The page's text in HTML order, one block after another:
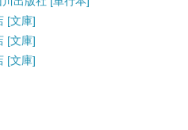
[文庫]
[文庫]
[文庫]